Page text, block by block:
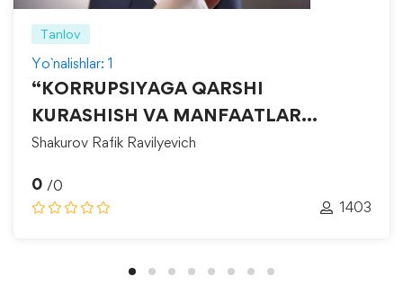
Tanlov
Yo`nalishlar: 1
“KORRUPSIYAGA QARSHI
KURASHISH VA MANFAATLAR
TO‘QNASHUVINI BOSHQARISH”
Shakurov Rafik Ravilyevich
0 /0
1403